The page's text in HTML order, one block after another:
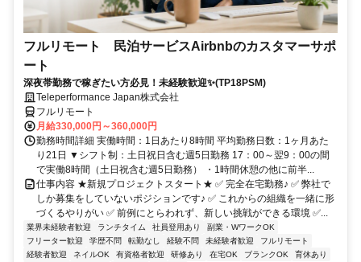
フルリモート 民泊サービスAirbnbのカスタマーサポ
ート
深夜帯勤務で稼ぎたい方必見！未経験歓迎✨(TP18PSM)
Teleperformance Japan株式会社
フルリモート
月給330,000円～360,000円
勤務時間詳細 実働時間：1日あたり8時間 平均勤務日数：1ヶ月あた
り21日 ▼シフト制：土日祝日含む週5日勤務 17：00～翌9：00の間
で実働8時間（土日祝含む週5日勤務） ・1時間休憩の他に前半...
仕事内容 ★新規プロジェクトスタート★ ✅ 完全在宅勤務♪ ✅ 弊社で
しか募集をしていないポジションです♪ ✅ これからの組織を一緒に形
づくるやりがい ✅ 前例にとらわれず、新しい挑戦ができる環境 ✅...
業界未経験者歓迎 ランチタイム 社員登用あり
副業・WワークOK
フリーター歓迎
学歴不問 転勤なし 経験不問 未経験者歓迎
フルリモート
経験者歓迎
ネイルOK 有資格者歓迎 研修あり 在宅OK ブランクOK
育休あり